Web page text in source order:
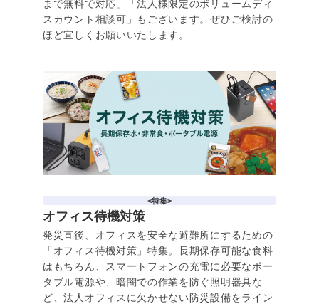
まで無料で対応」「法人様限定のボリュームディ
スカウント相談可」もございます。ぜひご検討の
ほど宜しくお願いいたします。
<特集>
オフィス待機対策
発災直後、オフィスを安全な避難所にするための
「オフィス待機対策」特集。長期保存可能な食料
はもちろん、スマートフォンの充電に必要なポー
タブル電源や、暗闇での作業を防ぐ照明器具な
ど、法人オフィスに欠かせない防災設備をライン